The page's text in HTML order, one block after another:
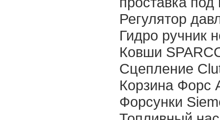
Регулятор
Гидро ручник
Ковши
Сцепление
Корзина Форс
Форсунки